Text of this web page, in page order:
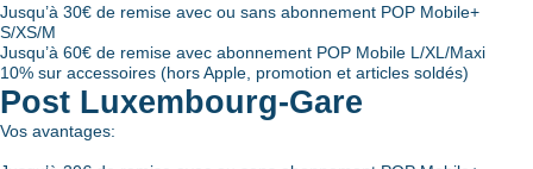
Jusqu’à 30€ de remise avec ou sans abonnement POP Mobile+
S/XS/M
Jusqu’à 60€ de remise avec abonnement POP Mobile L/XL/Maxi
10% sur accessoires (hors Apple, promotion et articles soldés)
Post Luxembourg-Gare
Vos avantages: